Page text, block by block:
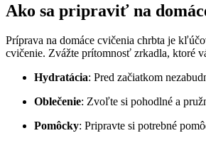
Ako sa pripraviť na
Príprava na domáce cvičenia chrbta je
cvičenie. Zvážte prítomnosť zrkadla, ktoré
Hydratácia: Pred začiatkom
Oblečenie: Zvoľte si pohodlné a
Pomôcky: Pripravte si potrebné